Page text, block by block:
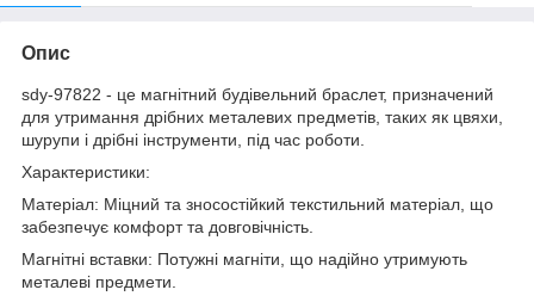
Опис
sdy-97822 - це магнітний будівельний браслет, призначений
для утримання дрібних металевих предметів, таких як цвяхи,
шурупи і дрібні інструменти, під час роботи.
Характеристики:
Матеріал: Міцний та зносостійкий текстильний матеріал, що
забезпечує комфорт та довговічність.
Магнітні вставки: Потужні магніти, що надійно утримують
металеві предмети.